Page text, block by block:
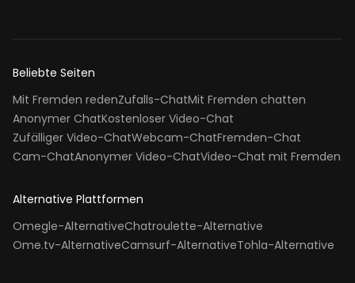
Beliebte Seiten
Mit Fremden redenZufalls-ChatMit Fremden chatten
Anonymer ChatKostenloser Video-Chat
Zufälliger Video-ChatWebcam-ChatFremden-Chat
Cam-ChatAnonymer Video-ChatVideo-Chat mit Fremden
Alternative Plattformen
Omegle-AlternativeChatroulette-Alternative
Ome.tv-AlternativeCamsurf-AlternativeTohla-Alternative